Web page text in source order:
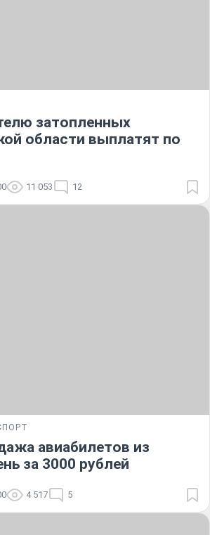
затопленных
области выплатят по
11 053 12
авиабилетов из
за 3000 рублей
4 517 5